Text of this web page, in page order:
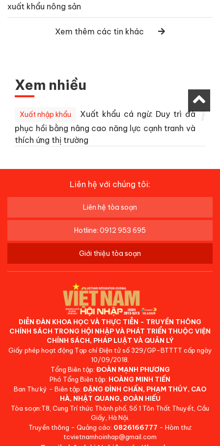
xuất khẩu nông sản
Xem thêm các tin khác
Xem nhiều
Xuất nhập khẩu
Xuất khẩu cá ngừ: Duy trì đà
phục hồi bằng nâng cao năng lực cạnh tranh và
thích ứng thị trường
1
Liên hệ với chúng tôi:
Liên hệ tòa soạn
Hotline: 0912 953 695
Giới thiệu tòa soạn
DIỄN ĐÀN KHOA HỌC VÀ THỰC TIỄN - TRUYỀN THÔNG
CHÍNH SÁCH TRONG HỘI NHẬP VÀ PHÁT TRIỂN THUỘC VIỆN
CHÍNH SÁCH, PHÁP LUẬT VÀ QUẢN LÝ
Giấy phép hoạt động Tạp chí Điện tử số 329/GP-BTTTT cấp ngày
10/09/2018.
Tổng Biên tập: ĐOÀN MẠNH PHƯƠNG
Phó Tổng Biên tập: HOÀNG MINH TIẾN
Ban Thư ký - Biên tập: ĐẶNG ĐÌNH CHẤN, PHẠM THỦY, CAO
HÀ, NHẬT QUANG, ĐOÀN HIẾU
Tòa soạn:T8, Cung Trí thức Thành phố, Số 1 Tôn Thất Thuyết, Cầu
Giấy, Hà Nội.
Truyền thông - Quảng cáo: 0826166777 - Hòm thư:
tcvietnamhoinhap@gmail.com